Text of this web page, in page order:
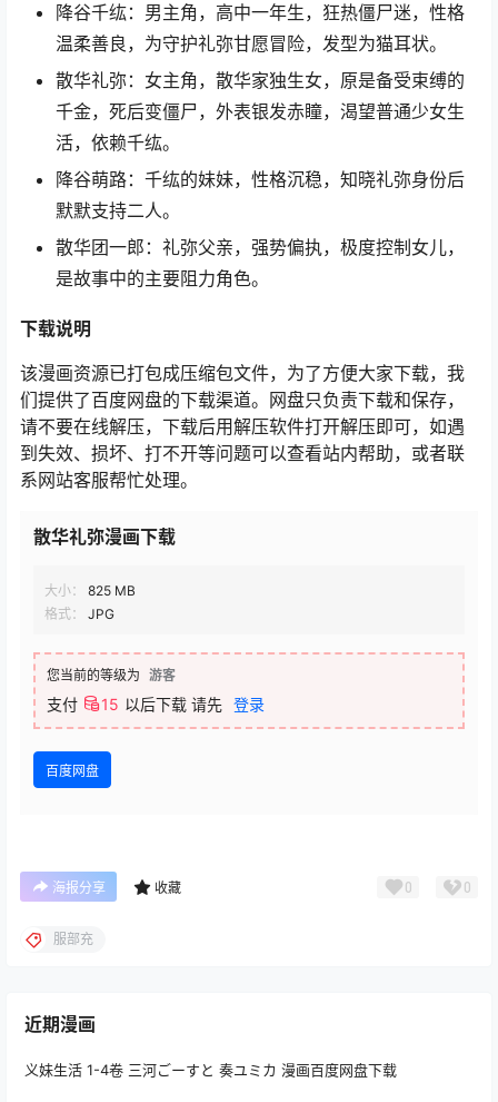
降谷千纮：男主角，高中一年生，狂热僵尸迷，性格
温柔善良，为守护礼弥甘愿冒险，发型为猫耳状。
散华礼弥：女主角，散华家独生女，原是备受束缚的
千金，死后变僵尸，外表银发赤瞳，渴望普通少女生
活，依赖千纮。
降谷萌路：千纮的妹妹，性格沉稳，知晓礼弥身份后
默默支持二人。
散华团一郎：礼弥父亲，强势偏执，极度控制女儿，
是故事中的主要阻力角色。
下载说明
该漫画资源已打包成压缩包文件，为了方便大家下载，我
们提供了百度网盘的下载渠道。网盘只负责下载和保存，
请不要在线解压，下载后用解压软件打开解压即可，如遇
到失效、损坏、打不开等问题可以查看站内帮助，或者联
系网站客服帮忙处理。
散华礼弥漫画下载
大小：
825 MB
格式：
JPG
您当前的等级为 游客
支付 15 以后下载 请先 登录
百度网盘
海报分享 收藏 0 0
服部充
近期漫画
义妹生活 1-4卷 三河ごーすと 奏ユミカ 漫画百度网盘下载